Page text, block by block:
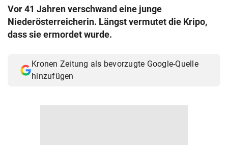
search
eingeben
© Krone Multimedia GmbH & Co KG 2026
Muthgasse 2, 1190 Wien
Vor 41 Jahren verschwand eine junge
Niederösterreicherin. Längst vermutet die Kripo,
dass sie ermordet wurde.
Kronen Zeitung als bevorzugte Google-Quelle
hinzufügen